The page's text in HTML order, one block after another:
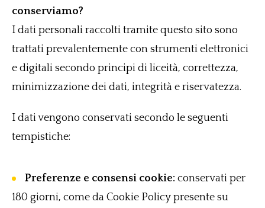
conserviamo?
I dati personali raccolti tramite questo sito sono
trattati prevalentemente con strumenti elettronici
e digitali secondo principi di liceità, correttezza,
minimizzazione dei dati, integrità e riservatezza.
I dati vengono conservati secondo le seguenti
tempistiche:
Preferenze e consensi cookie: conservati per
180 giorni, come da Cookie Policy presente su